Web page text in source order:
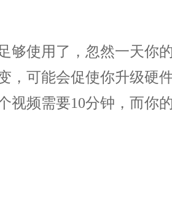
使用了，忽然一天你
，可能会促使你升级硬
频需要10分钟，而你